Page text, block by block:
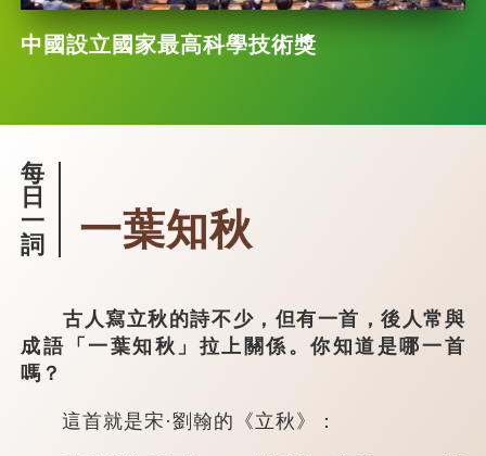
中國設立國家最高科學技術獎
每
日
一
詞
一葉知秋
古人寫立秋的詩不少，但有一首，後人常與
成語「一葉知秋」拉上關係。你知道是哪一首
嗎？
這首就是宋·劉翰的《立秋》：